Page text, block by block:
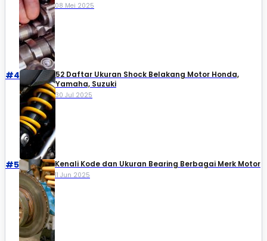
08 Mei 2025
#4
52 Daftar Ukuran Shock Belakang Motor Honda,
Yamaha, Suzuki​
30 Jul 2025
#5 Kenali Kode dan Ukuran Bearing Berbagai Merk Motor
11 Jun 2025